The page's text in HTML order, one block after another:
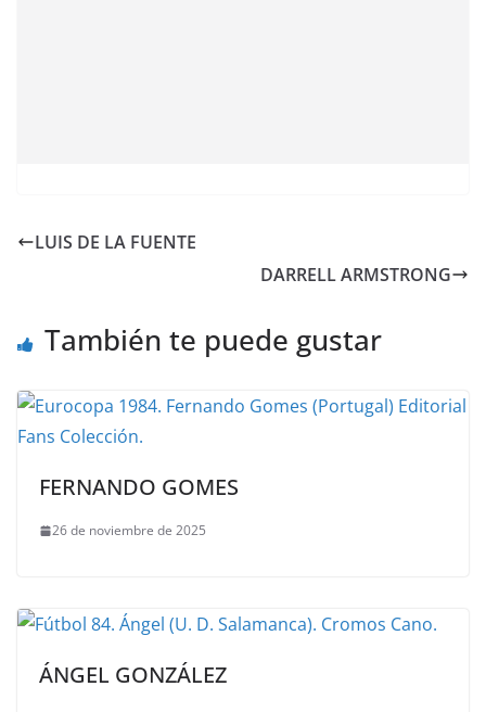
LUIS DE LA FUENTE
DARRELL ARMSTRONG
También te puede gustar
FERNANDO GOMES
26 de noviembre de 2025
ÁNGEL GONZÁLEZ